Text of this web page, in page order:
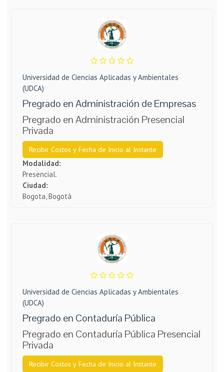
Universidad de Ciencias Aplicadas y Ambientales
(UDCA)
Pregrado en Administración de Empresas
Pregrado en Administración Presencial
Privada
Recibir Costos y Fecha de Inicio al Instante
Modalidad:
Presencial.
Ciudad:
Bogota, Bogotá
Universidad de Ciencias Aplicadas y Ambientales
(UDCA)
Pregrado en Contaduría Pública
Pregrado en Contaduría Pública Presencial
Privada
Recibir Costos y Fecha de Inicio al Instante